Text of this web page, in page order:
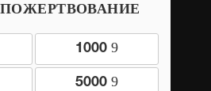
ПОЖЕРТВОВАНИЕ
1000 9
5000 9